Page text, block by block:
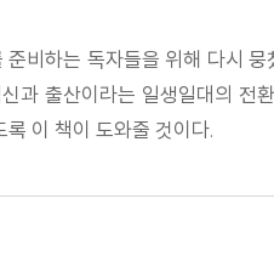
비하는 독자들을 위해 다시
신과 출산이라는 일생일대의
이 책이 도와줄 것이다.